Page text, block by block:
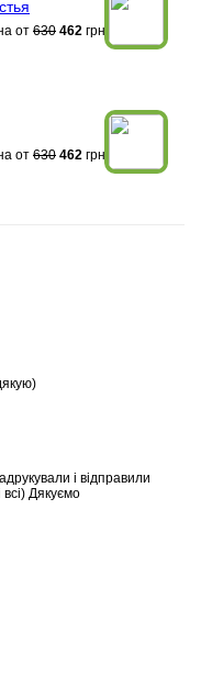
от 630 462 грн
от 630 462 грн
і відправили
Дякуємо